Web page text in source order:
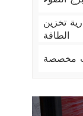
تخزين
الطاقة
مخصصة